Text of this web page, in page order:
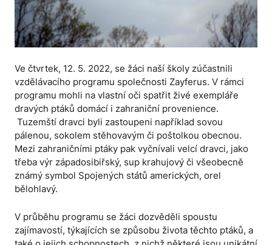
Ve čtvrtek, 12. 5. 2022, se žáci naší školy zúčastnili
vzdělávacího programu společnosti Zayferus. V rámci
programu mohli na vlastní oči spatřit živé exempláře
dravých ptáků domácí i zahraniční provenience.
Tuzemští dravci byli zastoupeni například sovou
pálenou, sokolem stěhovavým či poštolkou obecnou.
Mezi zahraničními ptáky pak vyčnívali velcí dravci, jako
třeba výr západosibiřský, sup krahujový či všeobecně
známý symbol Spojených států amerických, orel
bělohlavý.
V průběhu programu se žáci dozvěděli spoustu
zajímavostí, týkajících se způsobu života těchto ptáků, a